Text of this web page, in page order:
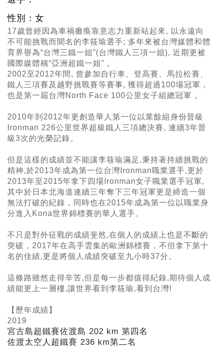
性別：女
17歲曾經因為車禍癱瘓靠意志力重新站起來, 以永遠向
不可能挑戰而聞名的李筱瑜選手; 多年來被台灣媒體和體
育界譽為“台灣三鐵一姐”(台灣鐵人三項一姐), 近期更被
國際媒體稱“亞洲超鐵一姐” 。
2002至2012年間, 曾參加自行車、登高賽、馬拉松賽、
鐵人三項賽及越野挑戰賽等賽事, 獲得超過100場冠軍，
也是第一屆台灣North Face 100公里女子組總冠軍 。
2010年到2012年更創造華人第一位以業餘組身份晉級
Ironman 226公里世界超級鐵人三項總決賽, 連續3年晉
級3次的光榮記錄。
但是這樣的成績並不能讓李筱瑜滿足,秉持著持續挑戰的
精神,於2013年成為第一位台灣Ironman職業選手,更於
2013年至2015年拿下四場Ironman女子職業選手冠軍,
其中於日本北海道連續三年奪下三年冠軍更是締造一個
無法打破的紀錄，同時也在2015年成為第一位以職業身
分進入Kona世界錦標賽的華人選手。
不只是對外征戰的成績斐然,在個人的成績上也是不斷的
突破，2017年在高手雲集的歐洲錦標賽，不但拿下第十
名的佳績,更是將個人成績突破至九小時37分。
這條路雖然走得辛苦,但是每一步都值得紀錄,期待個人成
績能更上一層樓,讓世界看到李筱瑜,看到台灣!
【歷年成績】
2019
宮古島超鐵賽佐渡島 202 km 第四名
佐渡太空人超鐵賽 236 km第二名